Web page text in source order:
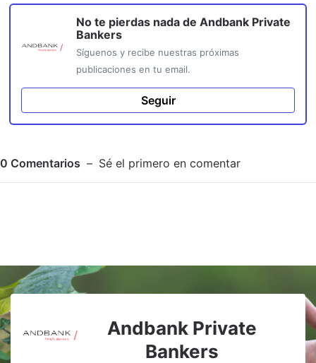
No te pierdas nada de Andbank Private
Bankers
Síguenos y recibe nuestras próximas
publicaciones en tu email.
Seguir
0 Comentarios Sé el primero en comentar
Andbank Private
Bankers